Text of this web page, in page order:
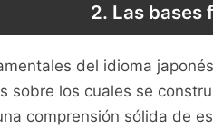
2. Las⁣ bases‍
del idioma⁣
sobre los cuales se
comprensión sólida de